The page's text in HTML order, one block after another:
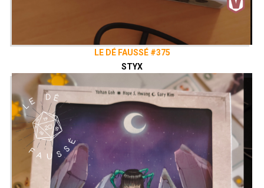
LE DÉ FAUSSÉ #375
STYX